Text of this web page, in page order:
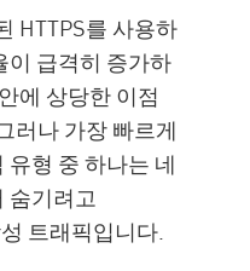
Check Point
HTTPS를 사용하
이 급격히 증가하
에 상당한 이점
러나 가장 빠르게
형 중 하나는 네
숨기려고
트래픽입니다.